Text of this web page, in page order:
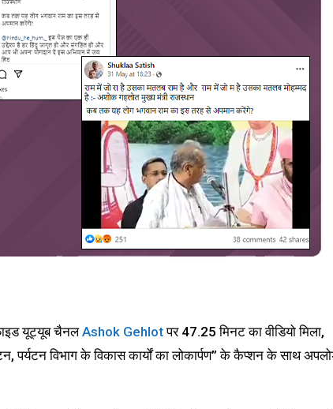
यूट्यूब चैनलAshok Gehlotपर 47.25 मिनट का वीडियो मिला,
पर्यटन विभाग के विकास कार्यों का लोकार्पण” के कैप्शन के साथ